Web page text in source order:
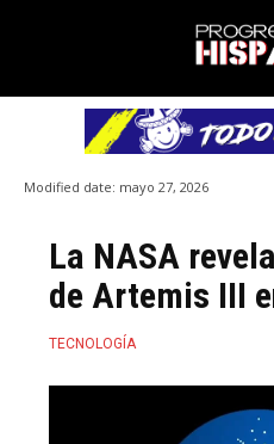
Modified date: mayo 27, 2026
La NASA
de Artemis III
TECNOLOGÍA